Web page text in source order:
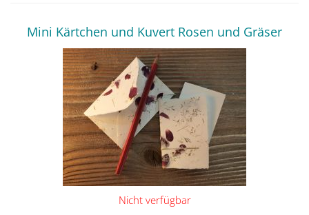
Mini Kärtchen und Kuvert Rosen und Gräser
Nicht verfügbar